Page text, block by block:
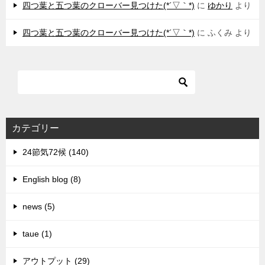
四つ葉と五つ葉のクローバー見つけた(*´▽｀*) に ゆかり より
四つ葉と五つ葉のクローバー見つけた(*´▽｀*) に ふくみ より
カテゴリー
24節気72候 (140)
English blog (8)
news (5)
taue (1)
アウトプット (29)